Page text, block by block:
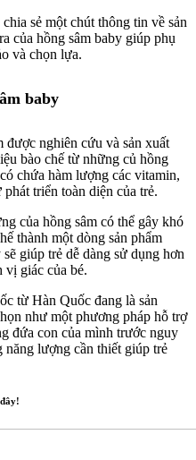
sẻ một chút thông tin về sản
của hồng sâm baby giúp phụ
và chọn lựa.
baby
được nghiên cứu và sản xuất
bào chế từ những củ hồng
chứa hàm lượng các vitamin,
triển toàn diện của trẻ.
của hồng sâm có thể gây khó
thành một dòng sản phẩm
giúp trẻ dễ dàng sử dụng hơn
giác của bé.
từ Hàn Quốc đang là sản
như một phương pháp hỗ trợ
đứa con của mình trước nguy
năng lượng cần thiết giúp trẻ